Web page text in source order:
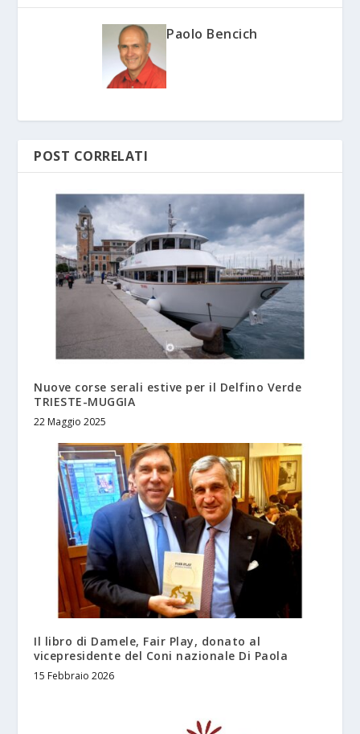
Paolo Bencich
POST CORRELATI
Nuove corse serali estive per il Delfino Verde
TRIESTE-MUGGIA
22 Maggio 2025
Il libro di Damele, Fair Play, donato al
vicepresidente del Coni nazionale Di Paola
15 Febbraio 2026